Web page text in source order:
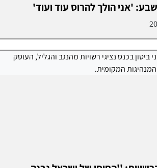
'אני הולך להרוס עוד ועוד'